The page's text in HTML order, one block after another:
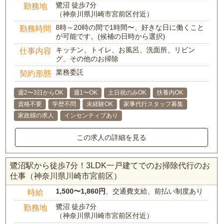
勤務地
鷺沼 徒歩7分
（神奈川県川崎市宮前区付近）
勤務時間
8時～20時の間で1時間〜、好きな日に働くこと
が可能です。(候補の日時から選択)
仕事内容
キッチン、トイレ、お風呂、洗面所、リビン
グ、その他のお掃除
契約形態 業務委託
週2〜3日からOK 週1〜OK 土日祝のみOK
扶養内OK
資格不要
学歴不問 未経験OK
家事代行スタッフ募集
家政婦の求人
インセンティブあり
この求人の詳細を見る
鷺沼駅から徒歩7分！3LDK一戸建てでのお掃除代行のお
仕事（神奈川県川崎市宮前区）
時給 1,500〜1,860円 、交通費支給、前払い制度あり
勤務地
鷺沼 徒歩7分
（神奈川県川崎市宮前区付近）